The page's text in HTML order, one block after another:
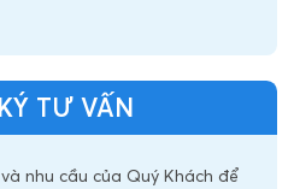
TƯ VẤN
nhu cầu của Quý Khách để